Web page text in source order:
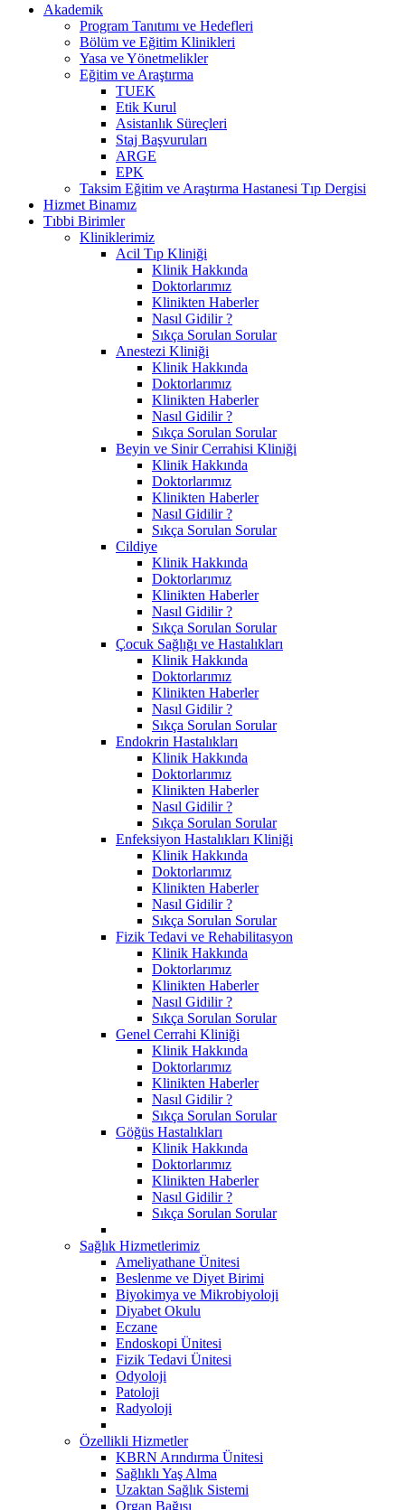
Akademik
Program Tanıtımı ve Hedefleri
Bölüm ve Eğitim Klinikleri
Yasa ve Yönetmelikler
Eğitim ve Araştırma
TUEK
Etik Kurul
Asistanlık Süreçleri
Staj Başvuruları
ARGE
EPK
Taksim Eğitim ve Araştırma Hastanesi Tıp Dergisi
Hizmet Binamız
Tıbbi Birimler
Kliniklerimiz
Acil Tıp Kliniği
Klinik Hakkında
Doktorlarımız
Klinikten Haberler
Nasıl Gidilir ?
Sıkça Sorulan Sorular
Anestezi Kliniği
Klinik Hakkında
Doktorlarımız
Klinikten Haberler
Nasıl Gidilir ?
Sıkça Sorulan Sorular
Beyin ve Sinir Cerrahisi Kliniği
Klinik Hakkında
Doktorlarımız
Klinikten Haberler
Nasıl Gidilir ?
Sıkça Sorulan Sorular
Cildiye
Klinik Hakkında
Doktorlarımız
Klinikten Haberler
Nasıl Gidilir ?
Sıkça Sorulan Sorular
Çocuk Sağlığı ve Hastalıkları
Klinik Hakkında
Doktorlarımız
Klinikten Haberler
Nasıl Gidilir ?
Sıkça Sorulan Sorular
Endokrin Hastalıkları
Klinik Hakkında
Doktorlarımız
Klinikten Haberler
Nasıl Gidilir ?
Sıkça Sorulan Sorular
Enfeksiyon Hastalıkları Kliniği
Klinik Hakkında
Doktorlarımız
Klinikten Haberler
Nasıl Gidilir ?
Sıkça Sorulan Sorular
Fizik Tedavi ve Rehabilitasyon
Klinik Hakkında
Doktorlarımız
Klinikten Haberler
Nasıl Gidilir ?
Sıkça Sorulan Sorular
Genel Cerrahi Kliniği
Klinik Hakkında
Doktorlarımız
Klinikten Haberler
Nasıl Gidilir ?
Sıkça Sorulan Sorular
Göğüs Hastalıkları
Klinik Hakkında
Doktorlarımız
Klinikten Haberler
Nasıl Gidilir ?
Sıkça Sorulan Sorular
Sağlık Hizmetlerimiz
Ameliyathane Ünitesi
Beslenme ve Diyet Birimi
Biyokimya ve Mikrobiyoloji
Diyabet Okulu
Eczane
Endoskopi Ünitesi
​Fizik Tedavi Ünitesi
Odyoloji
Patoloji
Radyoloji
Özellikli Hizmetler
KBRN Arındırma Ünitesi
Sağlıklı Yaş Alma
Uzaktan Sağlık Sistemi
Organ Bağışı